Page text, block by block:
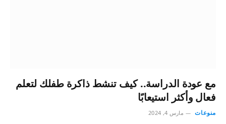
مع عودة الدراسة.. كيف تنشط ذاكرة طفلك لتعلم
فعال وأكثر استيعابًا
منوعات مارس 4, 2024